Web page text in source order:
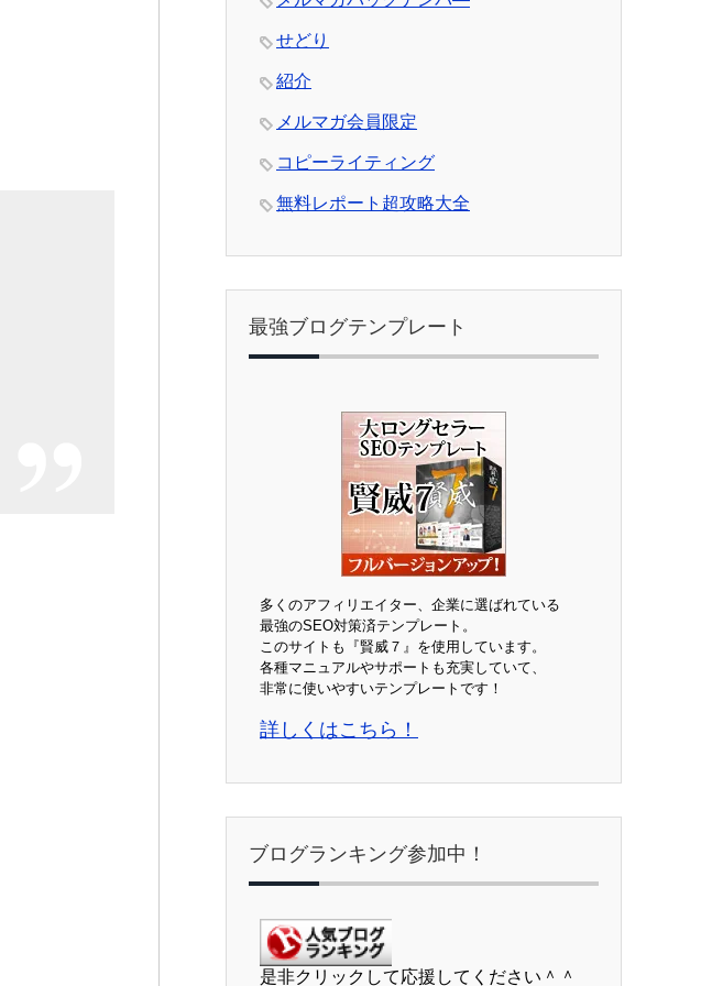
せどり
紹介
メルマガ会員限定
コピーライティング
無料レポート超攻略大全
最強ブログテンプレート
多くのアフィリエイター、企業に選ばれている
最強のSEO対策済テンプレート。
このサイトも『賢威７』を使用しています。
各種マニュアルやサポートも充実していて、
非常に使いやすいテンプレートです！
詳しくはこちら！
ブログランキング参加中！
是非クリックして応援してください＾＾